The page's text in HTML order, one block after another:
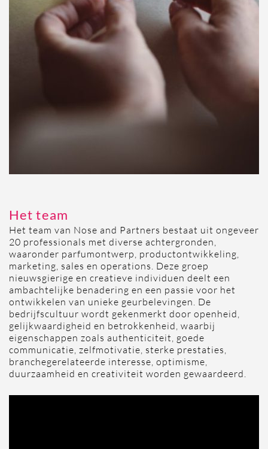
Het team
Het team van Nose and Partners bestaat uit ongeveer
20 professionals met diverse achtergronden,
waaronder parfumontwerp, productontwikkeling,
marketing, sales en operations.
Deze groep
nieuwsgierige en creatieve individuen deelt een
ambachtelijke benadering en een passie voor het
ontwikkelen van unieke geurbelevingen.
De
bedrijfscultuur wordt gekenmerkt door openheid,
gelijkwaardigheid en betrokkenheid, waarbij
eigenschappen zoals authenticiteit, goede
communicatie, zelfmotivatie, sterke prestaties,
branchegerelateerde interesse, optimisme,
duurzaamheid en creativiteit worden gewaardeerd.